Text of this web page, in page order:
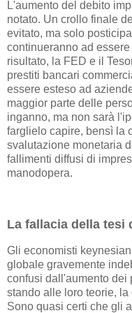
L'aumento del debito
notato. Un crollo finale
evitato, ma solo
continueranno ad
risultato, la FED e il
prestiti bancari
essere esteso ad
maggior parte delle
inganno, ma non sarà
farglielo capire, bensì la
svalutazione monetaria
fallimenti diffusi di
manodopera.
La fallacia della tesi
Gli economisti
globale gravemente
confusi dall'aumento dei
stando alle loro teorie,
Sono quasi certi che gli